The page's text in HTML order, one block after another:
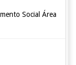
Social Área